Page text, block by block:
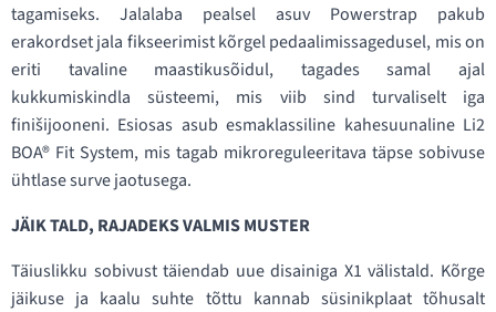
tagamiseks. Jalalaba pealsel asuv Powerstrap pakub
erakordset jala fikseerimist kõrgel pedaalimissagedusel, mis on
eriti tavaline maastikusõidul, tagades samal ajal
kukkumiskindla süsteemi, mis viib sind turvaliselt iga
finišijooneni. Esiosas asub esmaklassiline kahesuunaline Li2
BOA® Fit System, mis tagab mikroreguleeritava täpse sobivuse
ühtlase surve jaotusega.
JÄIK TALD, RAJADEKS VALMIS MUSTER
Täiuslikku sobivust täiendab uue disainiga X1 välistald. Kõrge
jäikuse ja kaalu suhte tõttu kannab süsinikplaat tõhusalt